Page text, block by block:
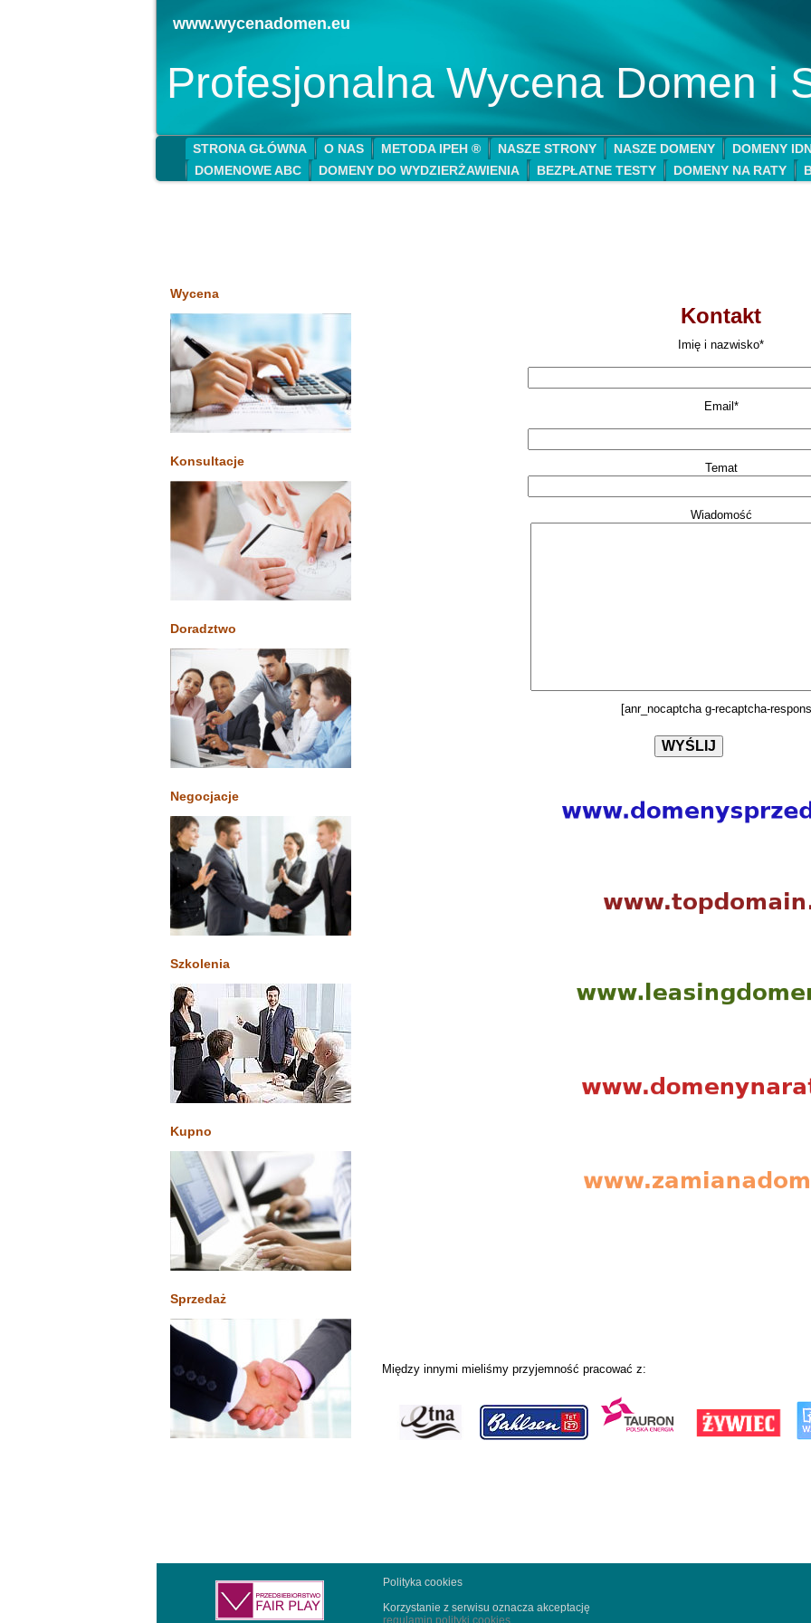
Profesjonalna Wycena Domen i
www.wycenadomen.eu
STRONA GŁÓWNA O NAS METODA IPEH ® NASZE STRONY NASZE DOMENY
DOMENY
DOMENOWE ABC
DOMENY DO WYDZIERŻAWIENIA BEZPŁATNE TESTY DOMENY NA RATY
Wycena
Konsultacje
Doradztwo
Negocjacje
Szkolenia
Kupno
Sprzedaż
Kontakt
Imię i nazwisko*
Email*
Temat
Wiadomość
[anr_nocaptcha g-recaptcha-
Między innymi mieliśmy przyjemność pracować z:
Polityka cookies
Korzystanie z serwisu oznacza akceptację
regulamin polityki cookies